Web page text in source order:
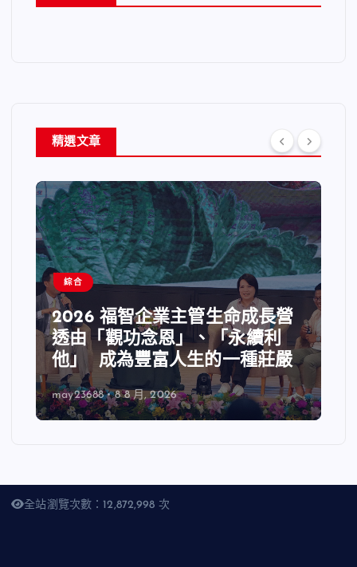
精選文章
綜合
2026 福智企業主管生命成長營
透由「觀功念恩」、「永續利
他」 成為豐富人生的一種莊嚴
may23688 8 8 月, 2026
全站瀏覽次數：12,872,998 次